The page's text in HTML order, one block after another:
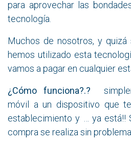
para aprovechar las
tecnología.
Muchos de nosotros, y
hemos utilizado esta
vamos a pagar en cualquier
¿Cómo funciona?.?
móvil a un dispositivo que
establecimiento y … ya está!!
compra se realiza sin